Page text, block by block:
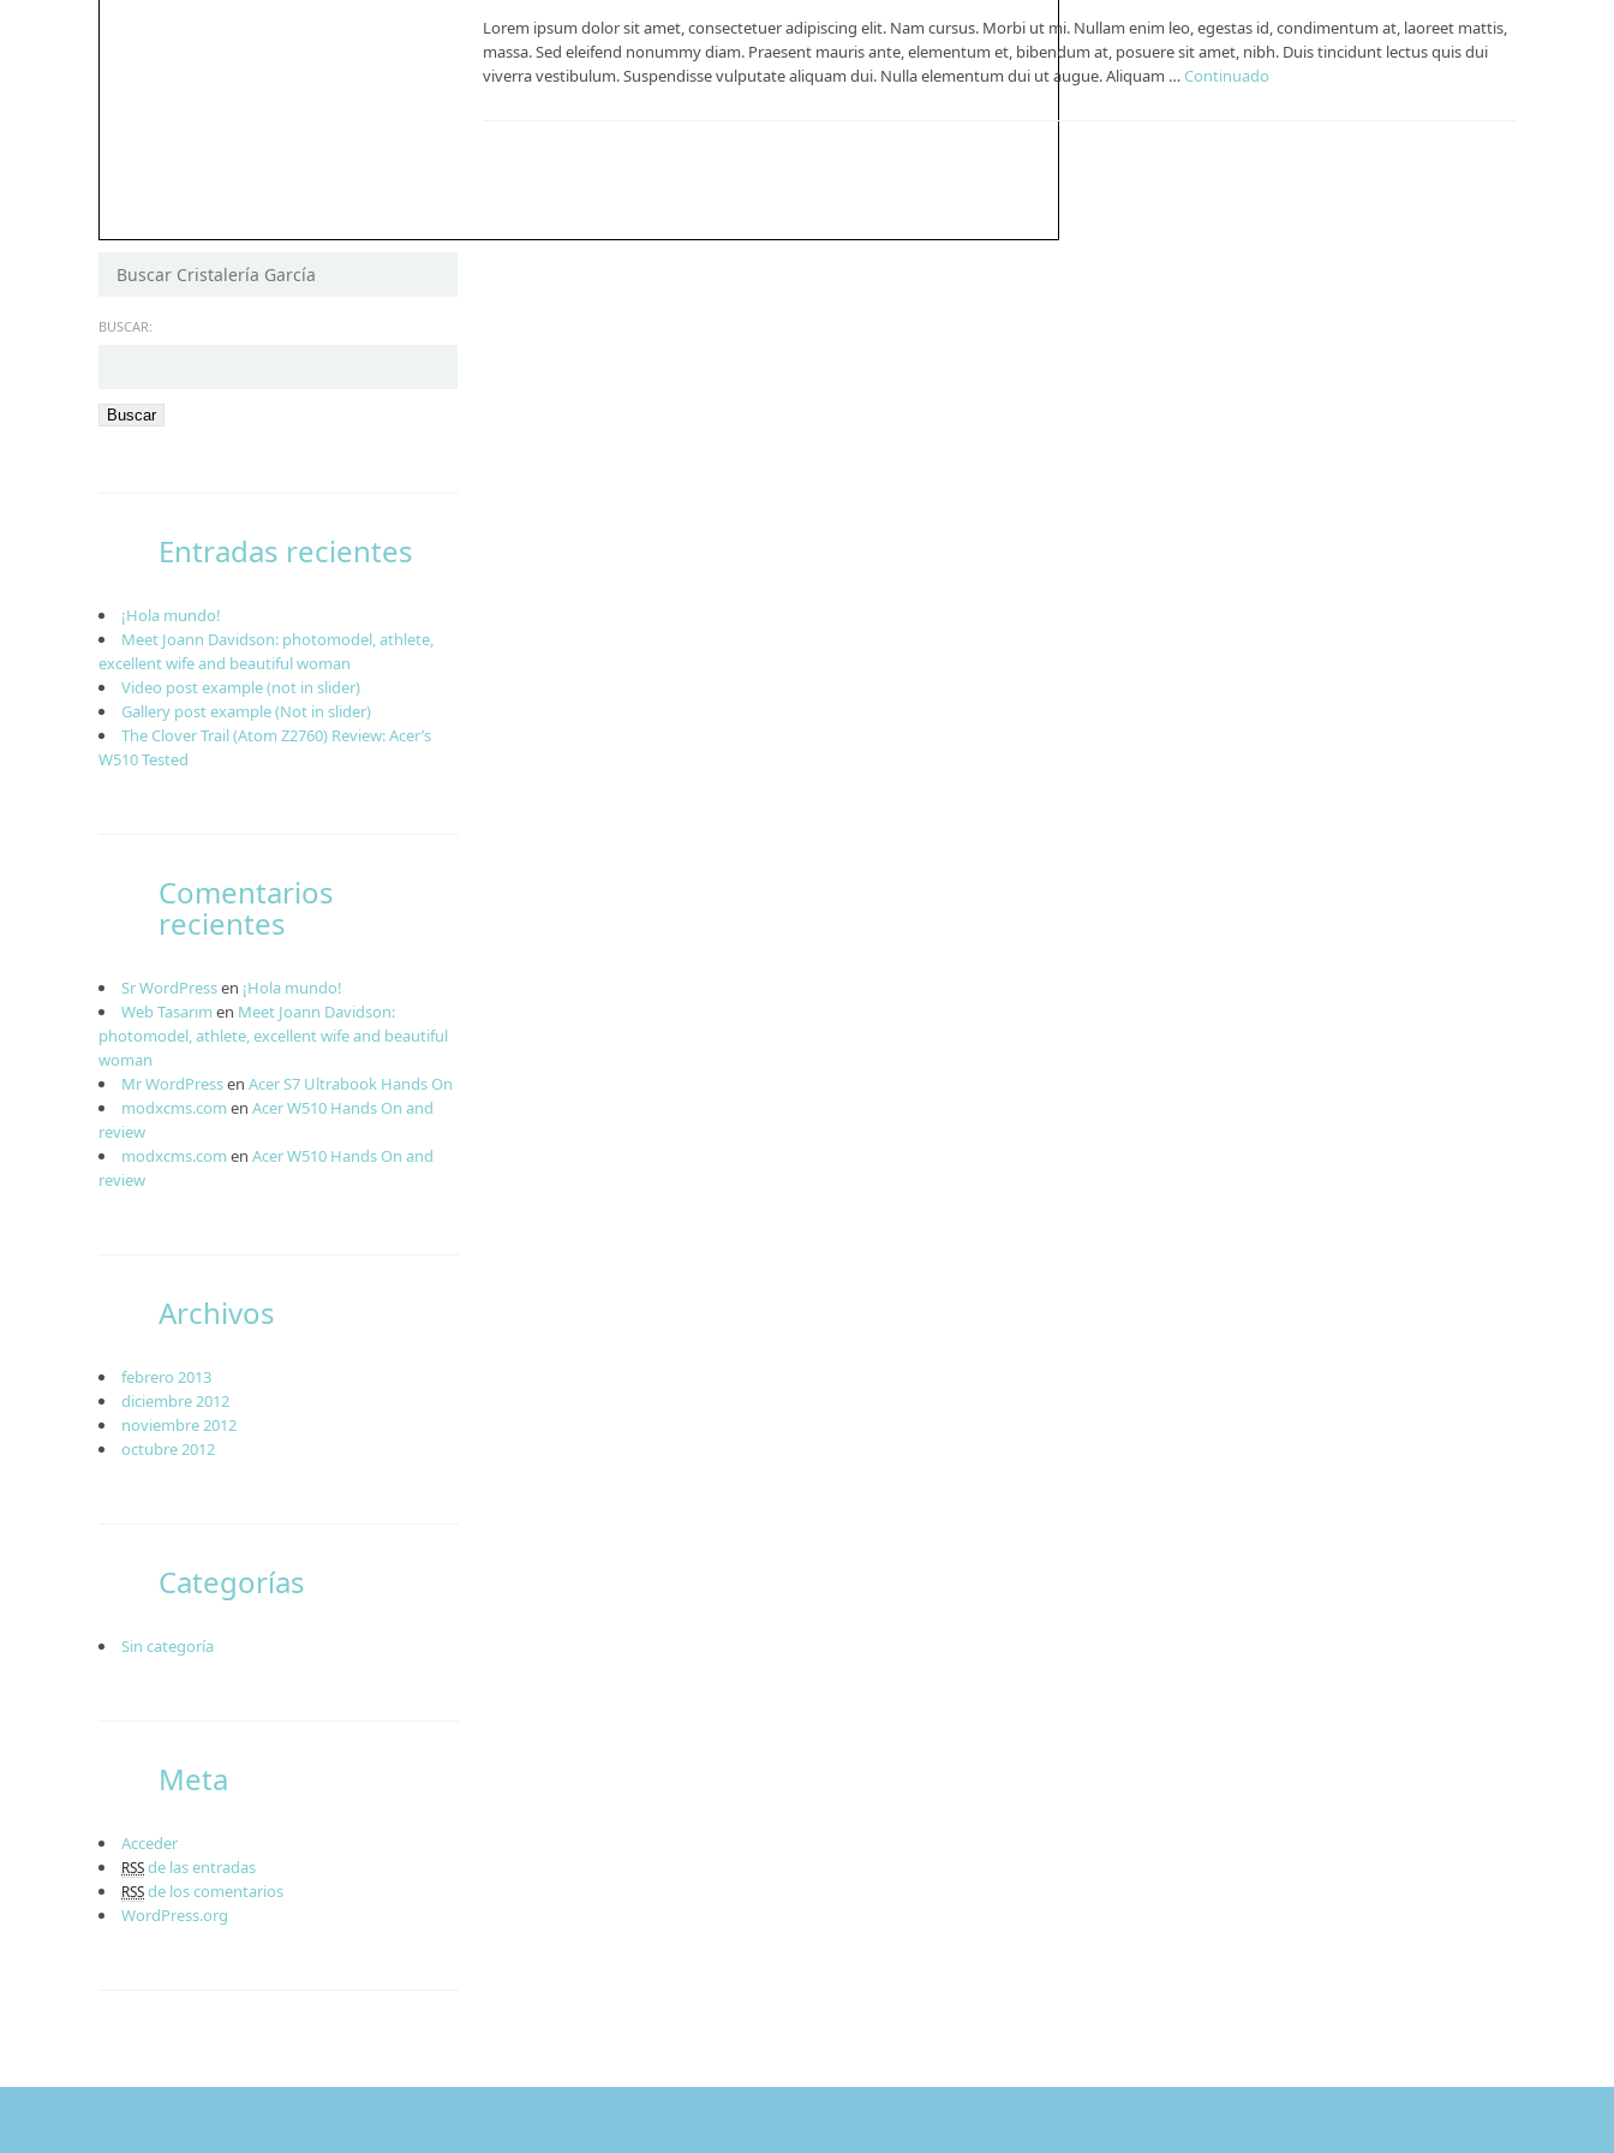
BUSCAR:
Entradas recientes
¡Hola mundo!
Meet Joann Davidson: photomodel, athlete,
excellent wife and beautiful woman
Video post example (not in slider)
Gallery post example (Not in slider)
The Clover Trail (Atom Z2760) Review: Acer’s
W510 Tested
Comentarios
recientes
Sr WordPressen ¡Hola mundo!
Web Tasarım en Meet Joann Davidson:
photomodel, athlete, excellent wife and beautiful
woman
Mr WordPressen Acer S7 Ultrabook Hands On
modxcms.com en Acer W510 Hands On and
review
modxcms.com en Acer W510 Hands On and
review
Archivos
febrero 2013
diciembre 2012
noviembre 2012
octubre 2012
Categorías
Sin categoría
Meta
Acceder
RSSde las entradas
RSSde los comentarios
WordPress.org
Lorem ipsum dolor sit amet, consectetuer adipiscing elit. Nam cursus. Morbi ut mi. Nullam enim leo, egestas id, condimentum at, laoreet mattis,
massa. Sed eleifend nonummy diam. Praesent mauris ante, elementum et, bibendum at, posuere sit amet, nibh. Duis tincidunt lectus quis dui
viverra vestibulum. Suspendisse vulputate aliquam dui. Nulla elementum dui ut augue. Aliquam …Continuado